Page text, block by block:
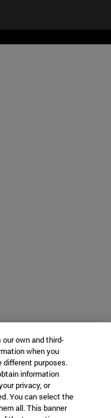
own and third-
when you
different purposes.
information
privacy, or
You can select the
all. This banner